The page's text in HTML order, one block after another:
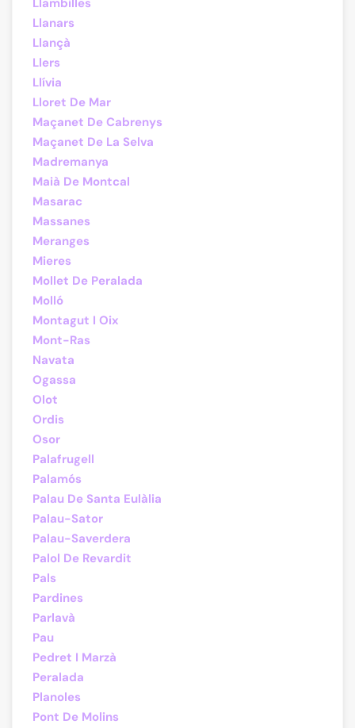
Llambilles
Llanars
Llançà
Llers
Llívia
Lloret De Mar
Maçanet De Cabrenys
Maçanet De La Selva
Madremanya
Maià De Montcal
Masarac
Massanes
Meranges
Mieres
Mollet De Peralada
Molló
Montagut I Oix
Mont-Ras
Navata
Ogassa
Olot
Ordis
Osor
Palafrugell
Palamós
Palau De Santa Eulàlia
Palau-Sator
Palau-Saverdera
Palol De Revardit
Pals
Pardines
Parlavà
Pau
Pedret I Marzà
Peralada
Planoles
Pont De Molins